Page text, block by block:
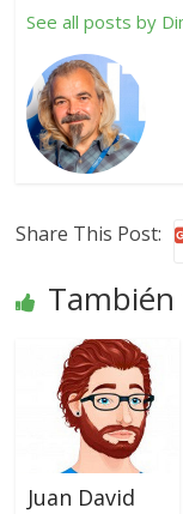
See all posts by
Share This Post:
Juan David